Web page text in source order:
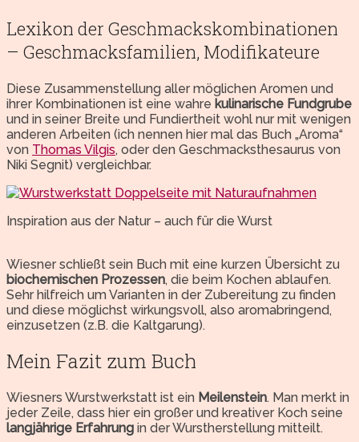
Lexikon der Geschmackskombinationen
– Geschmacksfamilien, Modifikateure
Diese Zusammenstellung aller möglichen Aromen und
ihrer Kombinationen ist eine wahre kulinarische Fundgrube
und in seiner Breite und Fundiertheit wohl nur mit wenigen
anderen Arbeiten (ich nennen hier mal das Buch „Aroma“
von Thomas Vilgis, oder den Geschmacksthesaurus von
Niki Segnit) vergleichbar.
Inspiration aus der Natur – auch für die Wurst
Wiesner schließt sein Buch mit eine kurzen Übersicht zu
biochemischen Prozessen, die beim Kochen ablaufen.
Sehr hilfreich um Varianten in der Zubereitung zu finden
und diese möglichst wirkungsvoll, also aromabringend,
einzusetzen (z.B. die Kaltgarung).
Mein Fazit zum Buch
Wiesners Wurstwerkstatt ist ein Meilenstein. Man merkt in
jeder Zeile, dass hier ein großer und kreativer Koch seine
langjährige Erfahrung in der Wurstherstellung mitteilt.